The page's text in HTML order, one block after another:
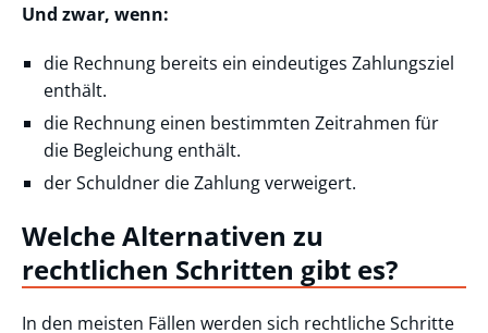
Und zwar, wenn:
die Rechnung bereits ein eindeutiges Zahlungsziel
enthält.
die Rechnung einen bestimmten Zeitrahmen für
die Begleichung enthält.
der Schuldner die Zahlung verweigert.
Welche Alternativen zu
rechtlichen Schritten gibt es?
In den meisten Fällen werden sich rechtliche Schritte